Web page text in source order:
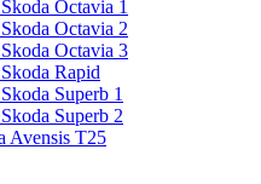
Octavia 1
Octavia 2
Octavia 3
Rapid
Superb 1
Superb 2
Avensis T25